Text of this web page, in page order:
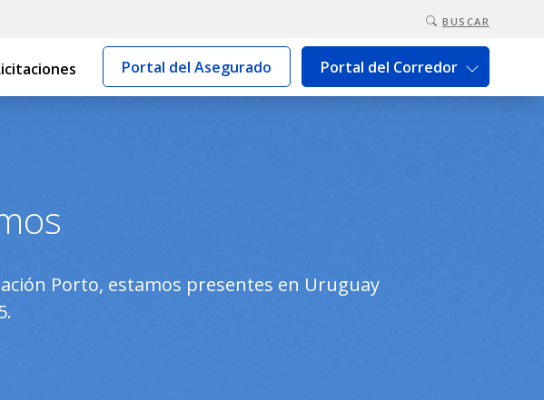
BUSCAR
Portal del Asegurado Portal del Corredor
Porto, estamos presentes en Uruguay